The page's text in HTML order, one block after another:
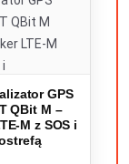
GPS
QBit M –
M z SOS i